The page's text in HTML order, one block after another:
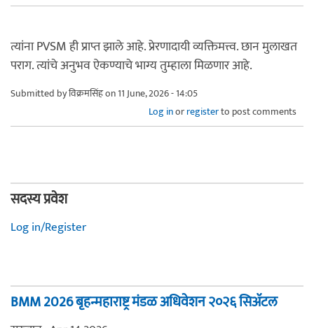
त्यांना PVSM ही प्राप्त झाले आहे. प्रेरणादायी व्यक्तिमत्त्व. छान मुलाखत
पराग. त्यांचे अनुभव ऐकण्याचे भाग्य तुम्हाला मिळणार आहे.
Submitted byविक्रमसिंहon 11 June, 2026 - 14:05
Log inorregisterto post comments
सदस्य प्रवेश
Log in/Register
BMM 2026 बृहन्महाराष्ट्र मंडळ अधिवेशन २०२६ सिअ‍ॅटल